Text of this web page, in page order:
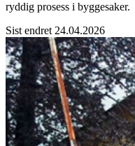
ryddig prosess i byggesaker.
Sist endret 24.04.2026